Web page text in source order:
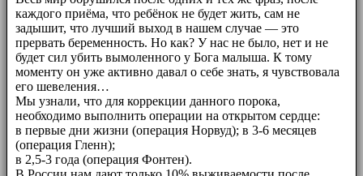
каждого приёма, что ребёнок не будет жить, сам не
задышит, что лучший выход в нашем случае — это
прервать беременность. Но как? У нас не было, нет и не
будет сил убить вымоленного у Бога малыша. К тому
моменту он уже активно давал о себе знать, я чувствовала
его шевеления…
Мы узнали, что для коррекции данного порока,
необходимо выполнить операции на открытом сердце:
в первые дни жизни (операция Норвуд); в 3-6 месяцев
(операция Гленн);
в 2,5-3 года (операция Фонтен).